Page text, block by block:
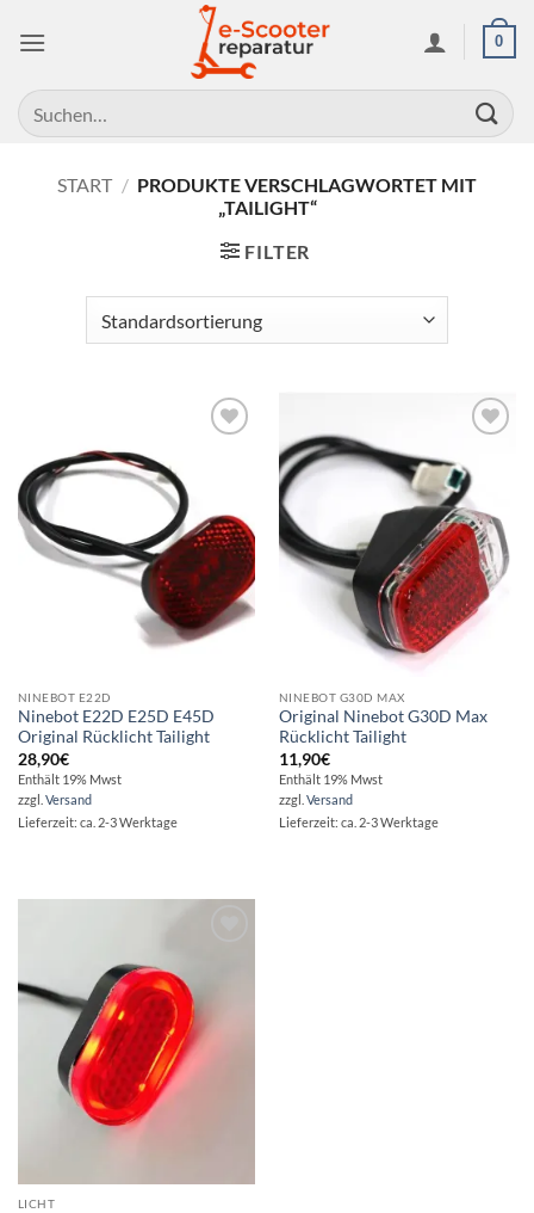
Inhalt
0
Suchen
nach:
START / PRODUKTE VERSCHLAGWORTET MIT
„TAILIGHT“
FILTER
Wunschliste
NINEBOT E22D
Ninebot E22D E25D E45D
Original Rücklicht Tailight
28,90€
Enthält 19% Mwst
zzgl. Versand
Lieferzeit: ca. 2-3 Werktage
Wunschliste
NINEBOT G30D MAX
Original Ninebot G30D Max
Rücklicht Tailight
11,90€
Enthält 19% Mwst
zzgl. Versand
Lieferzeit: ca. 2-3 Werktage
Wunschliste
LICHT